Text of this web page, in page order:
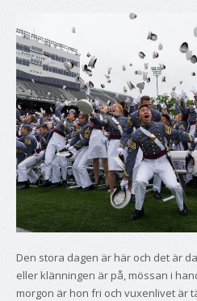
Den stora dagen är här och det är
eller klänningen är på, mössan i
morgon är hon fri och vuxenlivet är